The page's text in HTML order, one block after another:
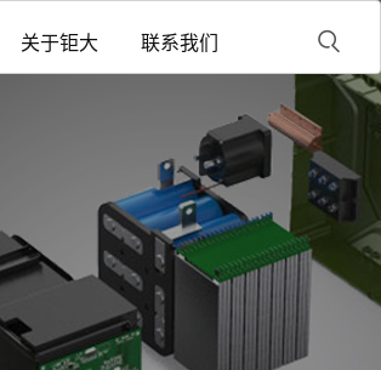
关于钜大 联系我们